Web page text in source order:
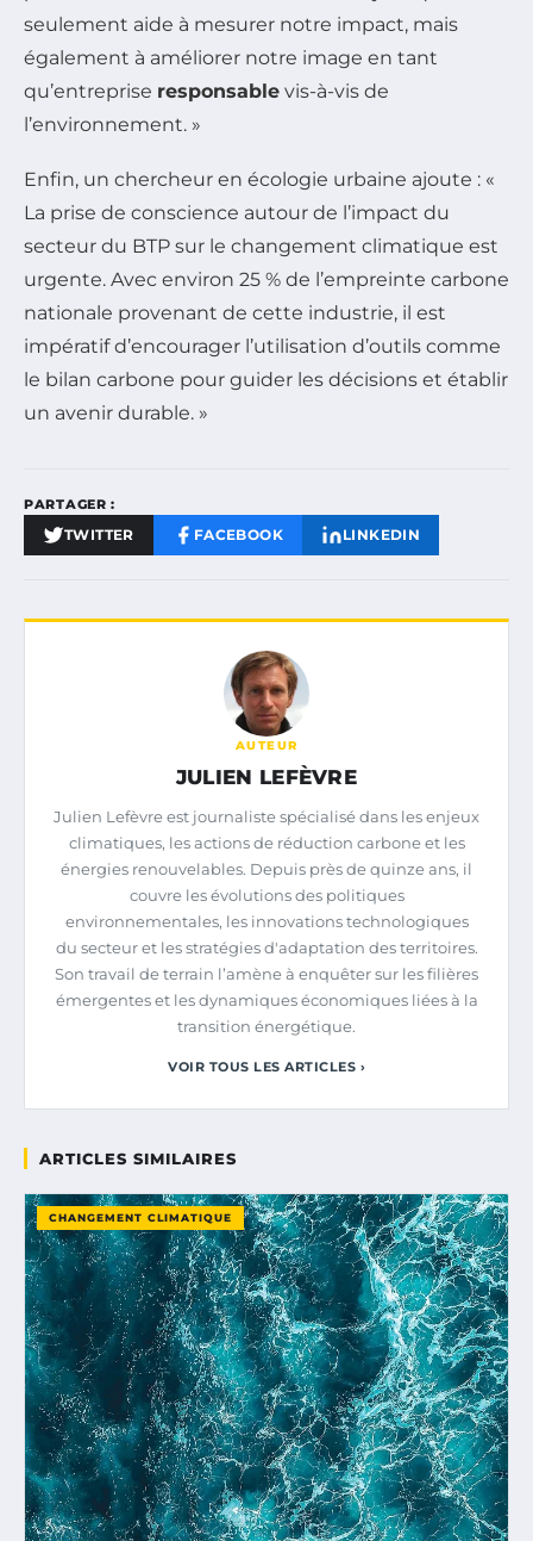
seulement aide à mesurer notre impact, mais
également à améliorer notre image en tant
qu’entreprise responsable vis-à-vis de
l’environnement. »
Enfin, un chercheur en écologie urbaine ajoute : «
La prise de conscience autour de l’impact du
secteur du BTP sur le changement climatique est
urgente. Avec environ 25 % de l’empreinte carbone
nationale provenant de cette industrie, il est
impératif d’encourager l’utilisation d’outils comme
le bilan carbone pour guider les décisions et établir
un avenir durable. »
PARTAGER :
TWITTER FACEBOOK LINKEDIN
AUTEUR
JULIEN LEFÈVRE
Julien Lefèvre est journaliste spécialisé dans les enjeux
climatiques, les actions de réduction carbone et les
énergies renouvelables. Depuis près de quinze ans, il
couvre les évolutions des politiques
environnementales, les innovations technologiques
du secteur et les stratégies d'adaptation des territoires.
Son travail de terrain l’amène à enquêter sur les filières
émergentes et les dynamiques économiques liées à la
transition énergétique.
VOIR TOUS LES ARTICLES ›
ARTICLES SIMILAIRES
CHANGEMENT CLIMATIQUE